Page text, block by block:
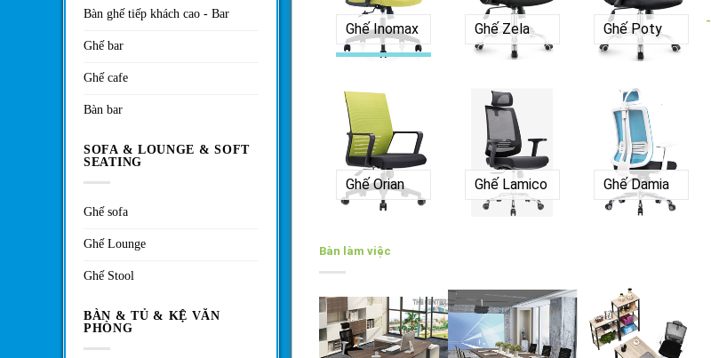
Ghế Inomax Ghế Zela Ghế Poty
Ghế Orian Ghế Lamico Ghế Damia
-
Bàn làm việc
Bàn ghế tiếp khách cao - Bar
Ghế bar
Ghế cafe
Bàn bar
SOFA & LOUNGE & SOFT
SEATING
Ghế sofa
Ghế Lounge
Ghế Stool
BÀN & TỦ & KỆ VĂN
PHÒNG